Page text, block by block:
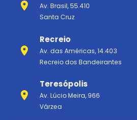
Av. Brasil, 55.410
Santa Cruz
Recreio
Av. das Américas, 14.403
Recreio dos Bandeirantes
Teresópolis
Av. Lúcio Meira, 966
Várzea